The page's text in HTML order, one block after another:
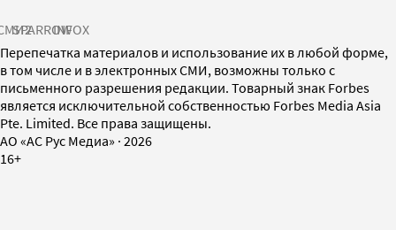
SPARROWINFOX
Перепечатка материалов и использование их в любой форме,
в том числе и в электронных СМИ, возможны только с
письменного разрешения редакции. Товарный знак Forbes
является исключительной собственностью Forbes Media Asia
Pte. Limited. Все права защищены.
AO «АС Рус Медиа» · 2026
16+